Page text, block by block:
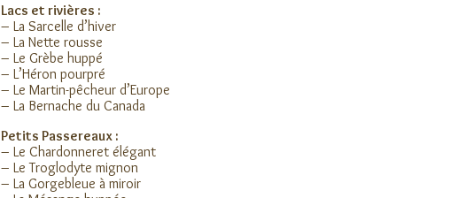
Lacs et rivières :
– La Sarcelle d’hiver
– La Nette rousse
– Le Grèbe huppé
– L’Héron pourpré
– Le Martin-pêcheur d’Europe
– La Bernache du Canada
Petits Passereaux :
– Le Chardonneret élégant
– Le Troglodyte mignon
– La Gorgebleue à miroir